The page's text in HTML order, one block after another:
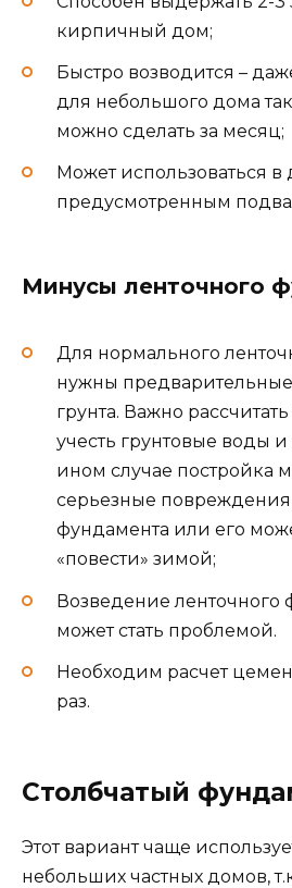
кирпичный дом;
Быстро возводится –
для небольшого дома
можно сделать за месяц;
Может использоваться в
предусмотренным
Минусы ленточного
Для нормального
нужны
грунта. Важно
учесть грунтовые воды
ином случае постройка
серьезные повреждения
фундамента или его
«повести» зимой;
Возведение ленточного
может стать проблемой.
Необходим расчет
раз.
Столбчатый
Этот вариант чаще
небольших частных домов,